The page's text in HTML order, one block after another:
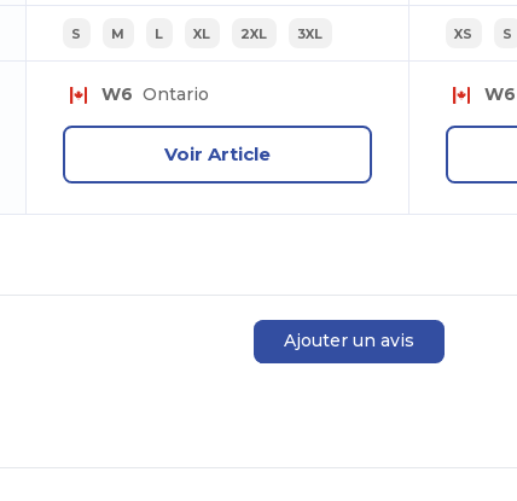
S M L XL 2XL 3XL
W6 Ontario
Voir Article
XS S
W6
Ajouter un avis